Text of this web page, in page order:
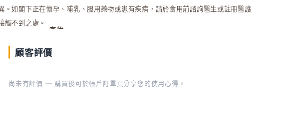
底妝
彩妝
依妝效選購
。如閣下正在懷孕、哺乳、服用藥物或患有疾病，請於食用前諮詢醫生或註冊醫護
觸不到之處。
顧客評價
尚未有評價 — 購買後可於帳戶訂單頁分享您的使用心得。